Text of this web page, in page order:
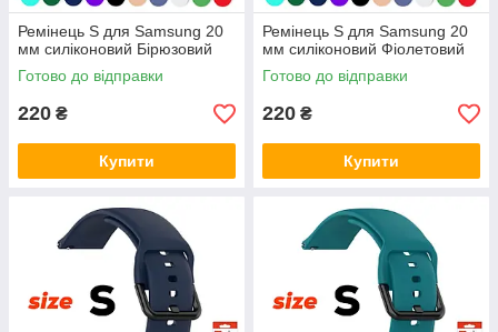
Ремінець S для Samsung 20
мм силіконовий Бірюзовий
Готово до відправки
220 ₴
Купити
Ремінець S для Samsung 20
мм силіконовий Фіолетовий
Готово до відправки
220 ₴
Купити